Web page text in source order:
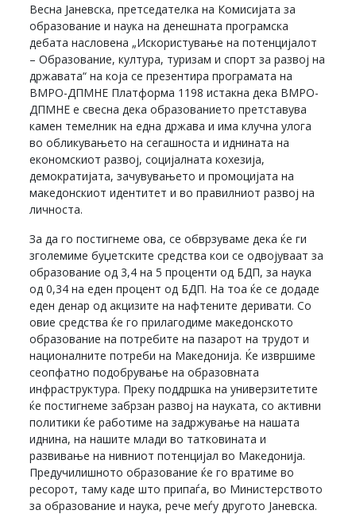
Весна Јаневска, претседателка на Комисијата за
образование и наука на денешната програмска
дебата насловена „Искористување на потенцијалот
– Образование, култура, туризам и спорт за развој на
државата“ на која се презентира програмата на
ВМРО-ДПМНЕ Платформа 1198 истакна дека ВМРО-
ДПМНЕ е свесна дека образованието претставува
камен темелник на една држава и има клучна улога
во обликувањето на сегашноста и иднината на
економскиот развој, социјалната кохезија,
демократијата, зачувувањето и промоцијата на
македонскиот идентитет и во правилниот развој на
личноста.
За да го постигнеме ова, се обврзуваме дека ќе ги
зголемиме буџетските средства кои се одвојуваат за
образование од 3,4 на 5 проценти од БДП, за наука
од 0,34 на еден процент од БДП. На тоа ќе се додаде
еден денар од акцизите на нафтените деривати. Со
овие средства ќе го прилагодиме македонското
образование на потребите на пазарот на трудот и
националните потреби на Македонија. Ќе извршиме
сеопфатно подобрување на образовната
инфраструктура. Преку поддршка на универзитетите
ќе постигнеме забрзан развој на науката, со активни
политики ќе работиме на задржување на нашата
иднина, на нашите млади во татковината и
развивање на нивниот потенцијал во Македонија.
Предучилишното образование ќе го вратиме во
ресорот, таму каде што припаѓа, во Министерството
за образование и наука, рече меѓу другото Јаневска.